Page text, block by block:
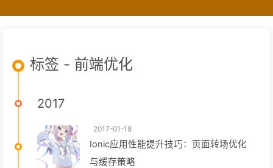
标签 - 前端优化
2017
2017-01-18
Ionic应用性能提升技巧：页面转场优化
与缓存策略